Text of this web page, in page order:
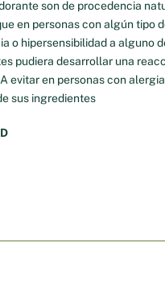
son de procedencia
en personas con algún tipo
o hipersensibilidad a alguno
pudiera desarrollar una
evitar en personas con
sus ingredientes